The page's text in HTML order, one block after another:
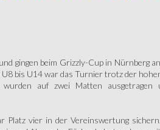
gingen beim Grizzly-Cup in Nürnberg
bis U14 war das Turnier trotz der
auf zwei Matten ausgetragen
Platz vier in der Vereinswertung